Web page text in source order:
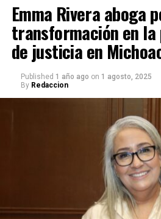
Emma Rivera aboga
transformación en
de justicia en
Published 1 año ago on 1 agosto, 2025
By Redaccion